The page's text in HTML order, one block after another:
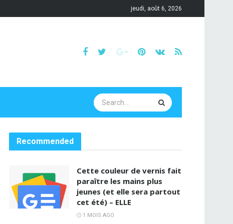
jeudi, août 6, 2026
Recommended
Cette couleur de vernis fait
paraître les mains plus
jeunes (et elle sera partout
cet été) – ELLE
1 MOIS AGO